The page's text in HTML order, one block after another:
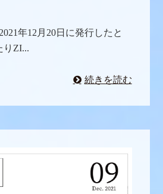
年12月20日に発行したと
りZI...
続きを読む